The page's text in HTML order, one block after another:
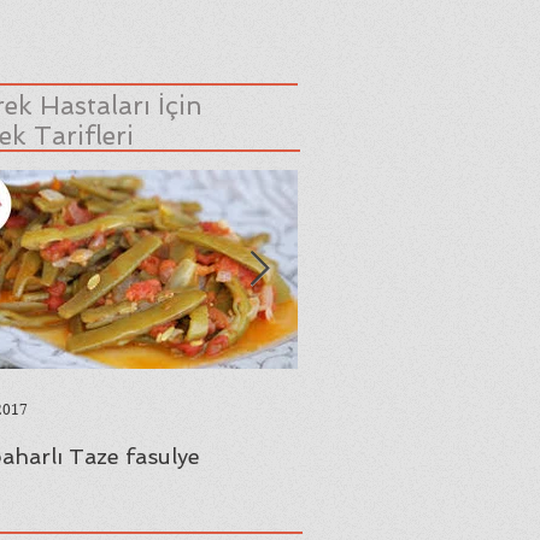
Hastaları İçin
Tarifleri
Taze fasulye